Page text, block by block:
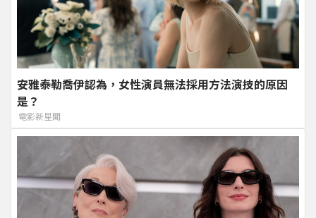
安雅泰勒喬伊認為，女性演員無法採用方法演技的原因
是？
電影新星聞